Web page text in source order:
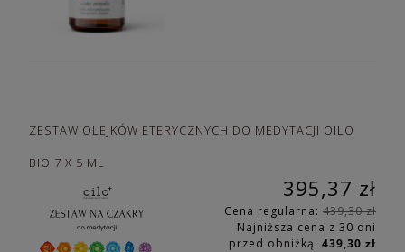
ZESTAW OLEJKÓW ETERYCZNYCH DO MEDYTACJI OILO
BIO 7 X 5 ML
395,37 zł
Cena regularna: 439,30 zł
Najniższa cena z 30 dni
przed obniżką: 439,30 zł